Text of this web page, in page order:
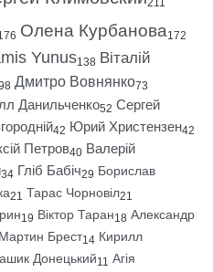
211
Олена Курбанова172
Yunus138 Віталій
Дмитро Вовнянко73
Данильченко52 Сергей
42 Юрий Христензен42
Петров40 Валерій
34 Гліб Бабіч29 Борислав
21 Тарас Чорновіл21
19 Віктор Таран18 Александр
Мартин Брест14 Кирилл
Донецький11 Агія